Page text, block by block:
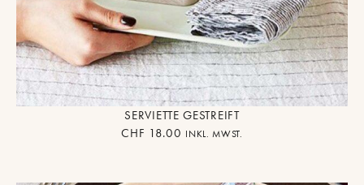
SERVIETTE GESTREIFT
CHF 18.00 INKL. MWST.